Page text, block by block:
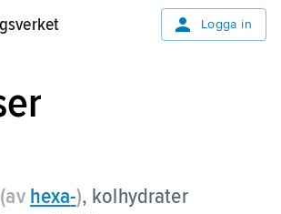
Logga in
(av hexa-), kolhydrater